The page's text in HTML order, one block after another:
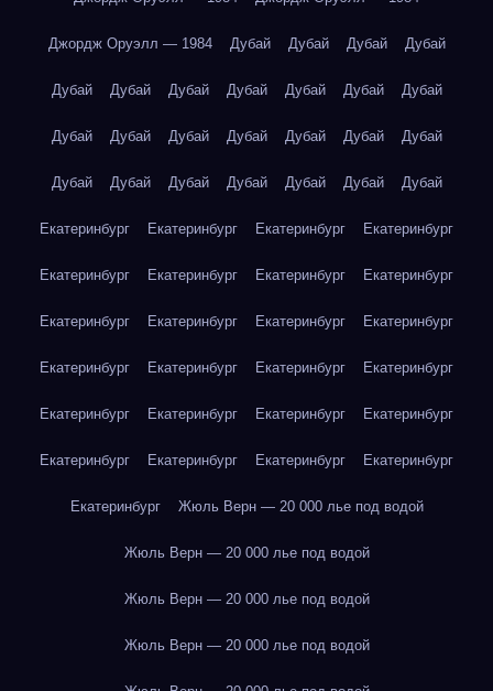
Джордж Оруэлл — 1984 Дубай Дубай Дубай Дубай
Дубай Дубай Дубай Дубай Дубай Дубай Дубай
Дубай Дубай Дубай Дубай Дубай Дубай Дубай
Дубай Дубай Дубай Дубай Дубай Дубай Дубай
Екатеринбург Екатеринбург Екатеринбург Екатеринбург
Екатеринбург Екатеринбург Екатеринбург Екатеринбург
Екатеринбург Екатеринбург Екатеринбург Екатеринбург
Екатеринбург Екатеринбург Екатеринбург Екатеринбург
Екатеринбург Екатеринбург Екатеринбург Екатеринбург
Екатеринбург Екатеринбург Екатеринбург Екатеринбург
Екатеринбург Жюль Верн — 20 000 лье под водой
Жюль Верн — 20 000 лье под водой
Жюль Верн — 20 000 лье под водой
Жюль Верн — 20 000 лье под водой